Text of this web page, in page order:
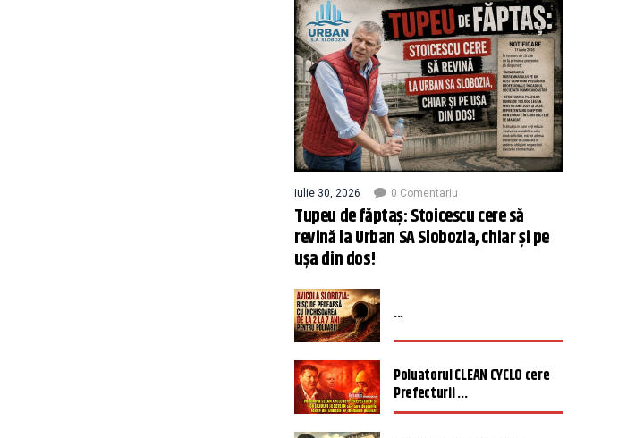
iulie 30, 2026 0 Comentariu
Tupeu de făptaș: Stoicescu cere să
revină la Urban SA Slobozia, chiar și pe
ușa din dos!
...
Poluatorul CLEAN CYCLO cere
Prefecturii ...